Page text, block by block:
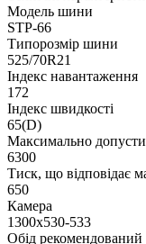
Модель шини
STP-66
Типорозмір шини
525/70R21
Індекс навантаження
172
Індекс швидкості
65(D)
Максимально
6300
Тиск, що відповідає
650
Камера
1300х530-533
Обід рекомендований